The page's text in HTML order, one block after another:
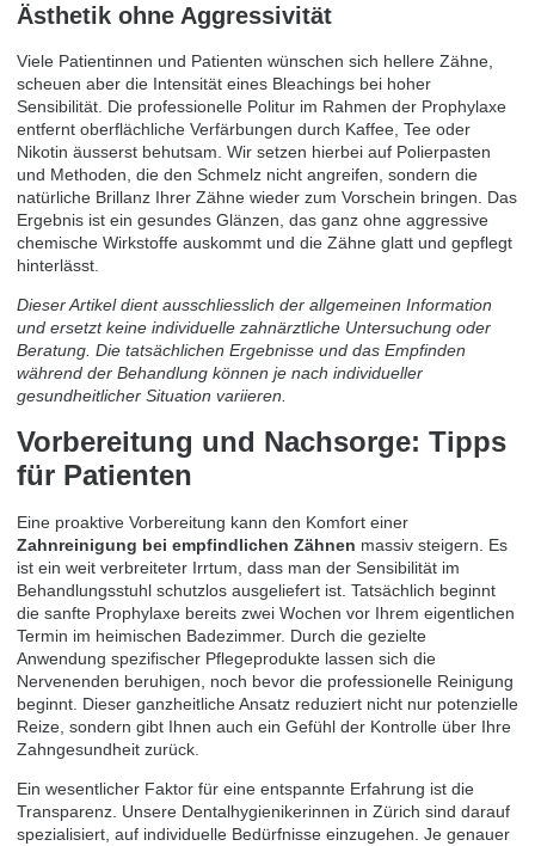
Ästhetik ohne Aggressivität
Viele Patientinnen und Patienten wünschen sich hellere Zähne,
scheuen aber die Intensität eines Bleachings bei hoher
Sensibilität. Die professionelle Politur im Rahmen der Prophylaxe
entfernt oberflächliche Verfärbungen durch Kaffee, Tee oder
Nikotin äusserst behutsam. Wir setzen hierbei auf Polierpasten
und Methoden, die den Schmelz nicht angreifen, sondern die
natürliche Brillanz Ihrer Zähne wieder zum Vorschein bringen. Das
Ergebnis ist ein gesundes Glänzen, das ganz ohne aggressive
chemische Wirkstoffe auskommt und die Zähne glatt und gepflegt
hinterlässt.
Dieser Artikel dient ausschliesslich der allgemeinen Information
und ersetzt keine individuelle zahnärztliche Untersuchung oder
Beratung. Die tatsächlichen Ergebnisse und das Empfinden
während der Behandlung können je nach individueller
gesundheitlicher Situation variieren.
Vorbereitung und Nachsorge: Tipps
für Patienten
Eine proaktive Vorbereitung kann den Komfort einer
Zahnreinigung bei empfindlichen Zähnen massiv steigern. Es
ist ein weit verbreiteter Irrtum, dass man der Sensibilität im
Behandlungsstuhl schutzlos ausgeliefert ist. Tatsächlich beginnt
die sanfte Prophylaxe bereits zwei Wochen vor Ihrem eigentlichen
Termin im heimischen Badezimmer. Durch die gezielte
Anwendung spezifischer Pflegeprodukte lassen sich die
Nervenenden beruhigen, noch bevor die professionelle Reinigung
beginnt. Dieser ganzheitliche Ansatz reduziert nicht nur potenzielle
Reize, sondern gibt Ihnen auch ein Gefühl der Kontrolle über Ihre
Zahngesundheit zurück.
Ein wesentlicher Faktor für eine entspannte Erfahrung ist die
Transparenz. Unsere Dentalhygienikerinnen in Zürich sind darauf
spezialisiert, auf individuelle Bedürfnisse einzugehen. Je genauer